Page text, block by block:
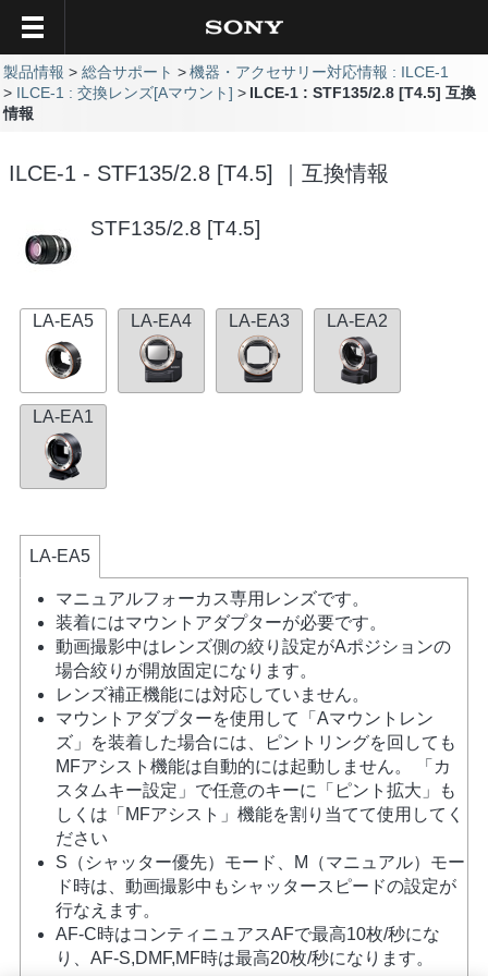
製品情報 総合サポート
機器・アクセサリー対応情報 : ILCE-1
ILCE-1 : 交換レンズ[Aマウント]
ILCE-1 : STF135/2.8 [T4.5] 互換
情報
ILCE-1 - STF135/2.8 [T4.5] ｜互換情報
STF135/2.8 [T4.5]
LA-EA5 LA-EA4 LA-EA3 LA-EA2
LA-EA1
LA-EA5
マニュアルフォーカス専用レンズです。
装着にはマウントアダプターが必要です。
動画撮影中はレンズ側の絞り設定がAポジションの
場合絞りが開放固定になります。
レンズ補正機能には対応していません。
マウントアダプターを使用して「Aマウントレン
ズ」を装着した場合には、ピントリングを回しても
MFアシスト機能は自動的には起動しません。 「カ
スタムキー設定」で任意のキーに「ピント拡大」も
しくは「MFアシスト」機能を割り当てて使用してく
ださい
S（シャッター優先）モード、M（マニュアル）モー
ド時は、動画撮影中もシャッタースピードの設定が
行なえます。
AF-C時はコンティニュアスAFで最高10枚/秒にな
り、AF-S,DMF,MF時は最高20枚/秒になります。